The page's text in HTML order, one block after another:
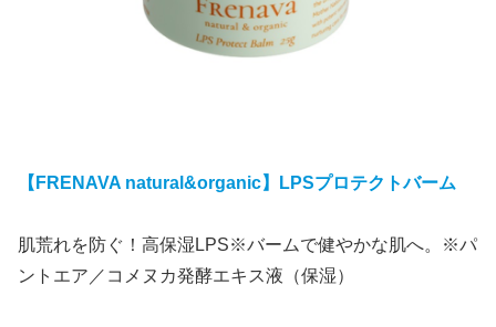
【FRENAVA natural&organic】LPSプロテクトバーム
肌荒れを防ぐ！高保湿LPS※バームで健やかな肌へ。※パ
ントエア／コメヌカ発酵エキス液（保湿）